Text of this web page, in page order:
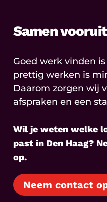
Samen
Goed werk vinden
prettig werken is
Daarom zorgen wij
afspraken en een
Wil je weten welke
past in Den Haag?
op.
Neem contact